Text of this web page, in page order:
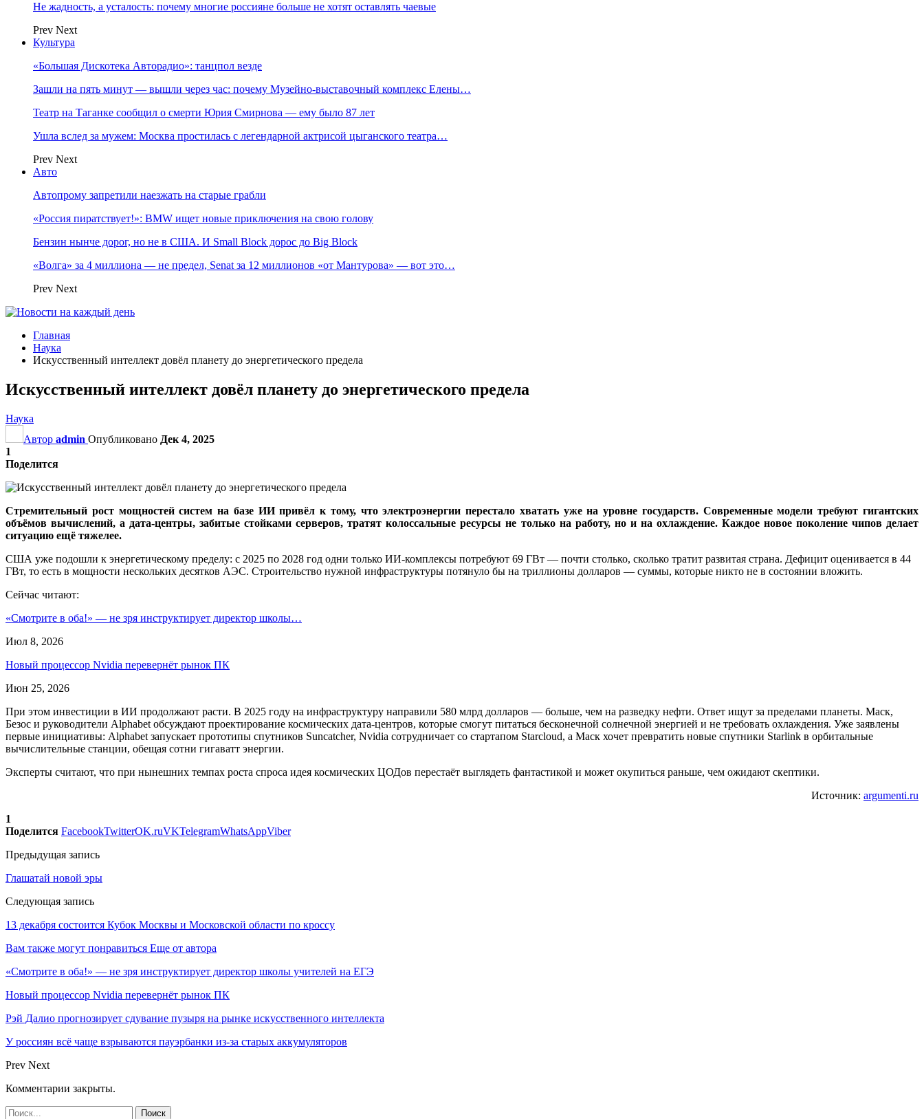
Не жадность, а усталость: почему многие россияне больше не хотят оставлять чаевые
Prev Next
Культура
«Большая Дискотека Авторадио»: танцпол везде
Зашли на пять минут — вышли через час: почему Музейно-выставочный комплекс Елены…
Театр на Таганке сообщил о смерти Юрия Смирнова — ему было 87 лет
Ушла вслед за мужем: Москва простилась с легендарной актрисой цыганского театра…
Prev Next
Авто
Автопрому запретили наезжать на старые грабли
«Россия пиратствует!»: BMW ищет новые приключения на свою голову
Бензин нынче дорог, но не в США. И Small Block дорос до Big Block
«Волга» за 4 миллиона — не предел, Senat за 12 миллионов «от Мантурова» — вот это…
Prev Next
Главная
Наука
Искусственный интеллект довёл планету до энергетического предела
Искусственный интеллект довёл планету до энергетического предела
Наука
Автор admin Опубликовано Дек 4, 2025
1
Поделится
Стремительный рост мощностей систем на базе ИИ привёл к тому, что электроэнергии перестало хватать уже на уровне государств. Современные модели требуют гигантских
объёмов вычислений, а дата-центры, забитые стойками серверов, тратят колоссальные ресурсы не только на работу, но и на охлаждение. Каждое новое поколение чипов делает
ситуацию ещё тяжелее.
США уже подошли к энергетическому пределу: с 2025 по 2028 год одни только ИИ-комплексы потребуют 69 ГВт — почти столько, сколько тратит развитая страна. Дефицит оценивается в 44
ГВт, то есть в мощности нескольких десятков АЭС. Строительство нужной инфраструктуры потянуло бы на триллионы долларов — суммы, которые никто не в состоянии вложить.
Сейчас читают:
«Смотрите в оба!» — не зря инструктирует директор школы…
Июл 8, 2026
Новый процессор Nvidia перевернёт рынок ПК
Июн 25, 2026
При этом инвестиции в ИИ продолжают расти. В 2025 году на инфраструктуру направили 580 млрд долларов — больше, чем на разведку нефти. Ответ ищут за пределами планеты. Маск,
Безос и руководители Alphabet обсуждают проектирование космических дата-центров, которые смогут питаться бесконечной солнечной энергией и не требовать охлаждения. Уже заявлены
первые инициативы: Alphabet запускает прототипы спутников Suncatcher, Nvidia сотрудничает со стартапом Starcloud, а Маск хочет превратить новые спутники Starlink в орбитальные
вычислительные станции, обещая сотни гигаватт энергии.
Эксперты считают, что при нынешних темпах роста спроса идея космических ЦОДов перестаёт выглядеть фантастикой и может окупиться раньше, чем ожидают скептики.
Источник: argumenti.ru
1
Поделится FacebookTwitterOK.ruVKTelegramWhatsAppViber
Предыдущая запись
Глашатай новой эры
Следующая запись
13 декабря состоится Кубок Москвы и Московской области по кроссу
Вам также могут понравиться Еще от автора
«Смотрите в оба!» — не зря инструктирует директор школы учителей на ЕГЭ
Новый процессор Nvidia перевернёт рынок ПК
Рэй Далио прогнозирует сдувание пузыря на рынке искусственного интеллекта
У россиян всё чаще взрываются пауэрбанки из-за старых аккумуляторов
Prev Next
Комментарии закрыты.